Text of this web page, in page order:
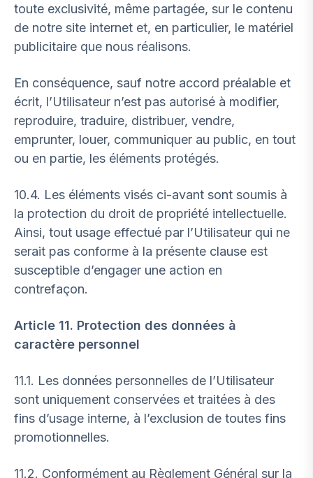
toute exclusivité, même partagée, sur le contenu
de notre site internet et, en particulier, le matériel
publicitaire que nous réalisons.
En conséquence, sauf notre accord préalable et
écrit, l’Utilisateur n’est pas autorisé à modifier,
reproduire, traduire, distribuer, vendre,
emprunter, louer, communiquer au public, en tout
ou en partie, les éléments protégés.
10.4. Les éléments visés ci-avant sont soumis à
la protection du droit de propriété intellectuelle.
Ainsi, tout usage effectué par l’Utilisateur qui ne
serait pas conforme à la présente clause est
susceptible d’engager une action en
contrefaçon.
Article 11. Protection des données à
caractère personnel
11.1. Les données personnelles de l’Utilisateur
sont uniquement conservées et traitées à des
fins d’usage interne, à l’exclusion de toutes fins
promotionnelles.
11.2. Conformément au Règlement Général sur la